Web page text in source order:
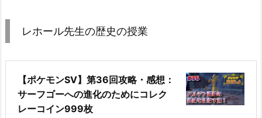
レホール先生の歴史の授業
【ポケモンSV】第36回攻略・感想：
サーフゴーへの進化のためにコレク
レーコイン999枚